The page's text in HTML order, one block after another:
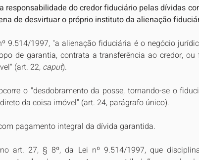
responsabilidade do credor fiduciário pelas dívidas
de desvirtuar o próprio instituto da alienação
9.514/1997, "a alienação fiduciária é o negócio
de garantia, contrata a transferência ao credor, ou
(art. 22, caput).
o "desdobramento da posse, tornando-se o
da coisa imóvel" (art. 24, parágrafo único).
pagamento integral da dívida garantida.
art. 27, § 8º, da Lei nº 9.514/1997, que